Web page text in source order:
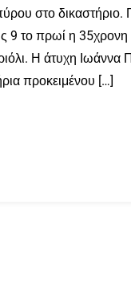
στο δικαστήριο.
9 το πρωί η
Η άτυχη Ιωάννα
προκειμένου […]